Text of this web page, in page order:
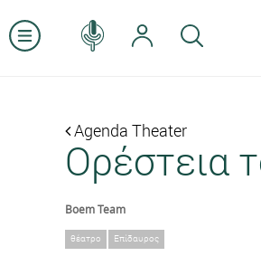
Agenda Theater
Ορέστεια
Boem Team
θέατρο Επίδαυρος